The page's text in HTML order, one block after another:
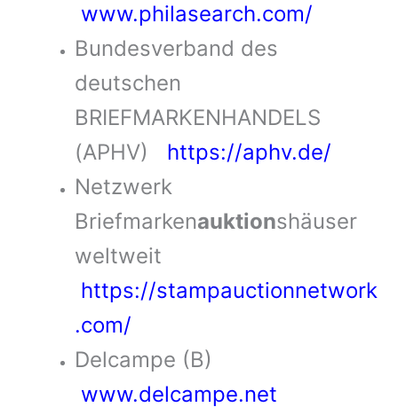
www.philasearch.com/
Bundesverband des
deutschen
BRIEFMARKENHANDELS
(APHV)
https://aphv.de/
Netzwerk
Briefmarkenauktionshäuser
weltweit
https://stampauctionnetwork
.com/
Delcampe (B)
www.delcampe.net